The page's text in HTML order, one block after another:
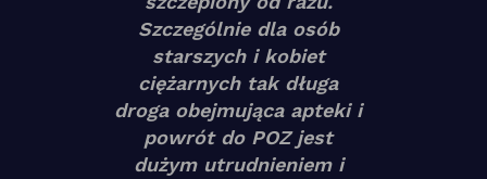
Szczególnie dla osób
starszych i kobiet
ciężarnych tak długa
droga obejmująca apteki i
powrót do POZ jest
dużym utrudnieniem i